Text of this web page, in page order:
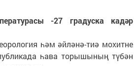
-27 градуска кадәр
һәм әйләнә-тиә мохитне
һава торышының түбән